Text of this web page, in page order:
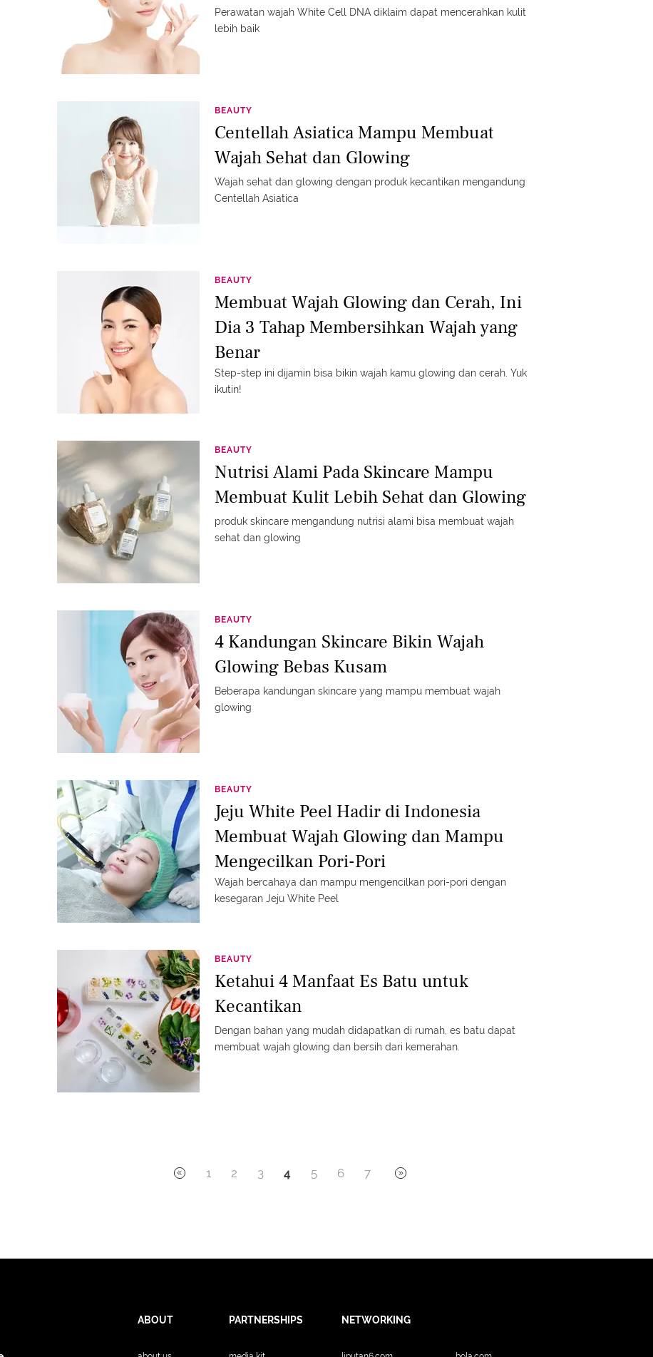
Perawatan wajah White Cell DNA diklaim dapat mencerahkan kulit
lebih baik
BEAUTY
Centellah Asiatica Mampu Membuat
Wajah Sehat dan Glowing
Wajah sehat dan glowing dengan produk kecantikan mengandung
Centellah Asiatica
BEAUTY
Membuat Wajah Glowing dan Cerah, Ini
Dia 3 Tahap Membersihkan Wajah yang
Benar
Step-step ini dijamin bisa bikin wajah kamu glowing dan cerah. Yuk
ikutin!
BEAUTY
Nutrisi Alami Pada Skincare Mampu
Membuat Kulit Lebih Sehat dan Glowing
produk skincare mengandung nutrisi alami bisa membuat wajah
sehat dan glowing
BEAUTY
4 Kandungan Skincare Bikin Wajah
Glowing Bebas Kusam
Beberapa kandungan skincare yang mampu membuat wajah
glowing
BEAUTY
Jeju White Peel Hadir di Indonesia
Membuat Wajah Glowing dan Mampu
Mengecilkan Pori-Pori
Wajah bercahaya dan mampu mengencilkan pori-pori dengan
kesegaran Jeju White Peel
BEAUTY
Ketahui 4 Manfaat Es Batu untuk
Kecantikan
Dengan bahan yang mudah didapatkan di rumah, es batu dapat
membuat wajah glowing dan bersih dari kemerahan.
1 2 3 4 5 6 7
ABOUT PARTNERSHIPS NETWORKING